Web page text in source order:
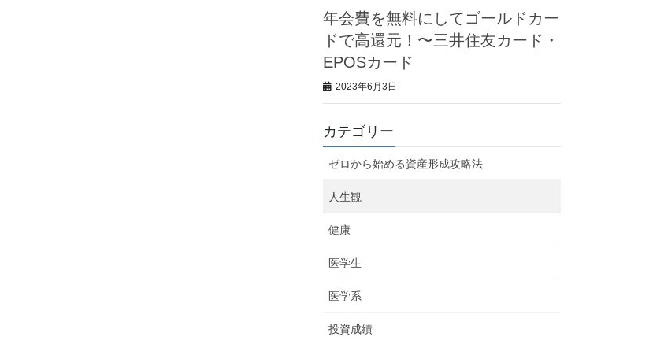
年会費を無料にしてゴールドカー
ドで高還元！〜三井住友カード・
EPOSカード
2023年6月3日
カテゴリー
ゼロから始める資産形成攻略法
人生観
健康
医学生
医学系
投資成績